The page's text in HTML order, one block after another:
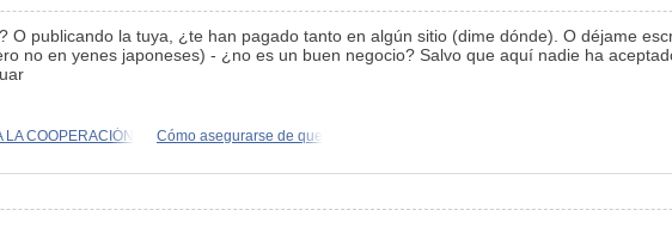
O publicando la tuya, ¿te han pagado tanto en algún sitio (dime dónde). O déjame
no en yenes japoneses) - ¿no es un buen negocio? Salvo que aquí nadie ha
LA COOPERACIÓN Cómo asegurarse de que